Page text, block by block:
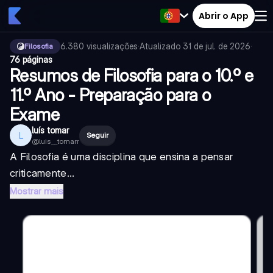
Abrir o App
Filosofia 6.380 visualizações·Atualizado 31 de jul. de 2026·
76 páginas
Resumos de Filosofia para o 10.º e
11.º Ano - Preparação para o
Exame
L luís tomar
@luis__tomarr
Seguir
A Filosofia é uma disciplina que ensina a pensar
criticamente...
Mostrar mais